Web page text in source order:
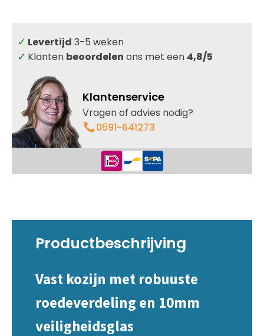
glas
aantal
✓ Levertijd 3-5 weken
✓ Klanten beoordelen ons met een 4,8/5
Klantenservice
Vragen of advies nodig?
0591-641273
Productbeschrijving
Vast kozijn met robuuste
roedeverdeling en 10mm
veiligheidsglas